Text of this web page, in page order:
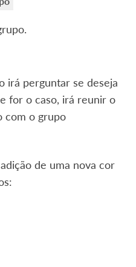
irá perguntar se deseja
for o caso, irá reunir o
com o grupo
de uma nova cor